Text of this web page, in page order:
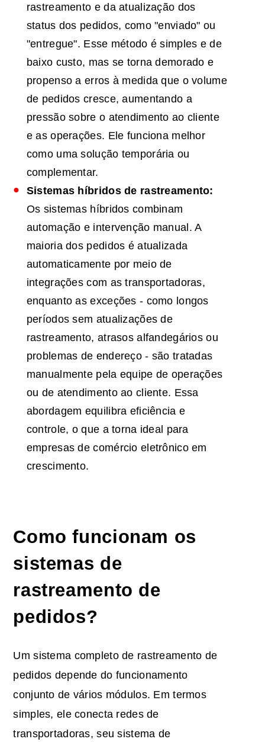
rastreamento e da atualização dos
status dos pedidos, como "enviado" ou
"entregue". Esse método é simples e de
baixo custo, mas se torna demorado e
propenso a erros à medida que o volume
de pedidos cresce, aumentando a
pressão sobre o atendimento ao cliente
e as operações. Ele funciona melhor
como uma solução temporária ou
complementar.
Sistemas híbridos de rastreamento:
Os sistemas híbridos combinam
automação e intervenção manual. A
maioria dos pedidos é atualizada
automaticamente por meio de
integrações com as transportadoras,
enquanto as exceções - como longos
períodos sem atualizações de
rastreamento, atrasos alfandegários ou
problemas de endereço - são tratadas
manualmente pela equipe de operações
ou de atendimento ao cliente. Essa
abordagem equilibra eficiência e
controle, o que a torna ideal para
empresas de comércio eletrônico em
crescimento.
Como funcionam os
sistemas de
rastreamento de
pedidos?
Um sistema completo de rastreamento de
pedidos depende do funcionamento
conjunto de vários módulos. Em termos
simples, ele conecta redes de
transportadoras, seu sistema de